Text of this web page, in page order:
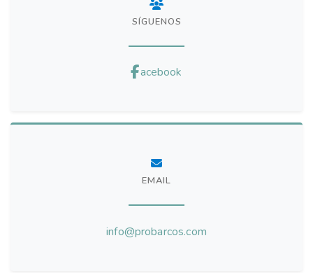
SÍGUENOS
acebook
EMAIL
info@probarcos.com